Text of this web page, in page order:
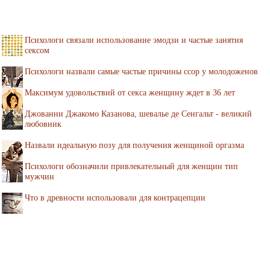
Психологи связали использование эмодзи и частые занятия
сексом
Психологи назвали самые частые причины ссор у молодоженов
Максимум удовольствий от секса женщину ждет в 36 лет
Джованни Джакомо Казанова, шевалье де Сенгальт - великий
любовник
Назвали идеальную позу для получения женщиной оргазма
Психологи обозначили привлекательный для женщин тип
мужчин
Что в древности использовали для контрацепции